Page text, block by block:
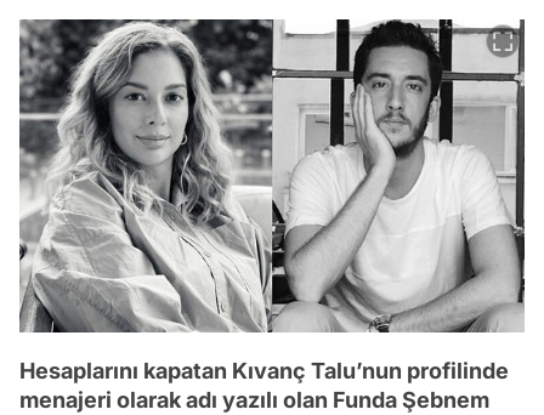
Hesaplarını kapatan Kıvanç Talu’nun profilinde
menajeri olarak adı yazılı olan Funda Şebnem